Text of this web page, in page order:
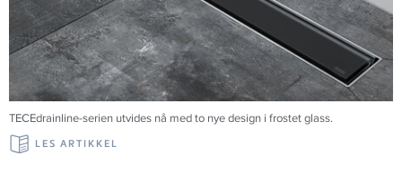
TECEdrainline-serien utvides nå med to nye design i frostet glass.
LES ARTIKKEL